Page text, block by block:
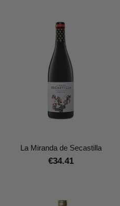
La Miranda de Secastilla
€34.41